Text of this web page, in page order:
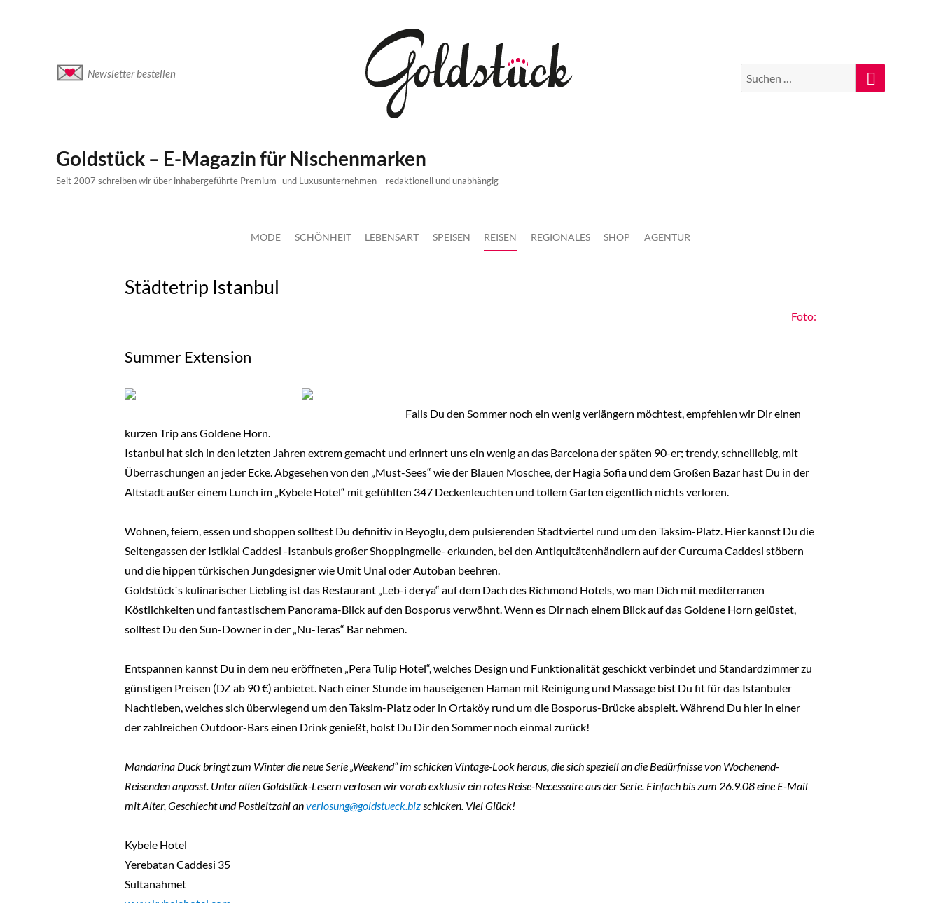
Newsletter bestellen
Suche
nach:
Suchen
Goldstück – E-Magazin für Nischenmarken
Seit 2007 schreiben wir über inhabergeführte Premium- und Luxusunternehmen – redaktionell und unabhängig
MODE SCHÖNHEIT LEBENSART SPEISEN REISEN REGIONALES SHOP AGENTUR
Städtetrip Istanbul
Foto:
Summer Extension
Falls Du den Sommer noch ein wenig verlängern möchtest, empfehlen wir Dir einen
kurzen Trip ans Goldene Horn.
Istanbul hat sich in den letzten Jahren extrem gemacht und erinnert uns ein wenig an das Barcelona der späten 90-er; trendy, schnelllebig, mit
Überraschungen an jeder Ecke. Abgesehen von den „Must-Sees“ wie der Blauen Moschee, der Hagia Sofia und dem Großen Bazar hast Du in der
Altstadt außer einem Lunch im „Kybele Hotel“ mit gefühlten 347 Deckenleuchten und tollem Garten eigentlich nichts verloren.
Wohnen, feiern, essen und shoppen solltest Du definitiv in Beyoglu, dem pulsierenden Stadtviertel rund um den Taksim-Platz. Hier kannst Du die
Seitengassen der Istiklal Caddesi -Istanbuls großer Shoppingmeile- erkunden, bei den Antiquitätenhändlern auf der Curcuma Caddesi stöbern
und die hippen türkischen Jungdesigner wie Umit Unal oder Autoban beehren.
Goldstück´s kulinarischer Liebling ist das Restaurant „Leb-i derya“ auf dem Dach des Richmond Hotels, wo man Dich mit mediterranen
Köstlichkeiten und fantastischem Panorama-Blick auf den Bosporus verwöhnt. Wenn es Dir nach einem Blick auf das Goldene Horn gelüstet,
solltest Du den Sun-Downer in der „Nu-Teras“ Bar nehmen.
Entspannen kannst Du in dem neu eröffneten „Pera Tulip Hotel“, welches Design und Funktionalität geschickt verbindet und Standardzimmer zu
günstigen Preisen (DZ ab 90 €) anbietet. Nach einer Stunde im hauseigenen Haman mit Reinigung und Massage bist Du fit für das Istanbuler
Nachtleben, welches sich überwiegend um den Taksim-Platz oder in Ortaköy rund um die Bosporus-Brücke abspielt. Während Du hier in einer
der zahlreichen Outdoor-Bars einen Drink genießt, holst Du Dir den Sommer noch einmal zurück!
Mandarina Duck bringt zum Winter die neue Serie „Weekend“ im schicken Vintage-Look heraus, die sich speziell an die Bedürfnisse von Wochenend-
Reisenden anpasst. Unter allen Goldstück-Lesern verlosen wir vorab exklusiv ein rotes Reise-Necessaire aus der Serie. Einfach bis zum 26.9.08 eine E-Mail
mit Alter, Geschlecht und Postleitzahl anverlosung@goldstueck.bizschicken. Viel Glück!
Kybele Hotel
Yerebatan Caddesi 35
Sultanahmet